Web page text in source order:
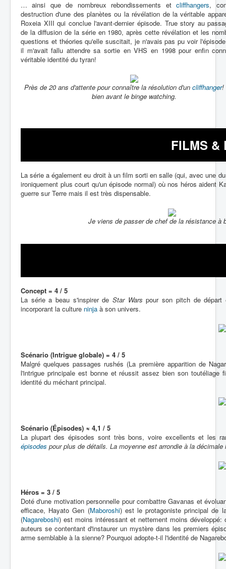
… ainsi que de nombreux rebondissements etcliffhangers,
destruction d'une des planètes ou la révélation de la véritable
Roxeia XIII qui conclue l'avant-dernier épisode. True story au
de la diffusion de la série en 1980, après cette révélation et les
questions et théories qu'elle suscitait, je n'avais pas pu voir
il m'avait fallu attendre sa sortie en VHS en 1998 pour enfin
véritable identité du tyran!
Près de 20 ans d'attente pour connaître la résolution d'un cliffhanger!
bien avant le binge watching.
FILMS &
La série a également eu droit à un film sorti en salle (qui, avec une
ironiquement plus court qu'un épisode normal) où nos héros aident
guerre sur Terre mais il est très dispensable.
Je viens de passer de chef de la résistance à
Concept = 4 / 5
La série a beau s'inspirer deStar Wars pour son pitch de
incorporant la culture ninja à son univers.
Scénario (Intrigue globale) = 4 / 5
Malgré quelques passages rushés (La première apparition de
l'intrigue principale est bonne et réussit assez bien son
identité du méchant principal.
Scénario (Épisodes) ≈ 4,1 / 5
La plupart des épisodes sont très bons, voire excellents et les
épisodes pour plus de détails. La moyenne est arrondie à la décimale
Héros = 3 / 5
Doté d'une motivation personnelle pour combattre Gavanas et
efficace, Hayato Gen (Maboroshi) est le protagoniste principal de
(Nagareboshi) est moins intéressant et nettement moins
auteurs se contentant d'instaurer un mystère dans les premiers
arme semblable à la sienne? Pourquoi adopte-t-il l'identité de